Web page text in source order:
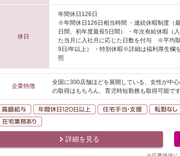
休日
年間休日126日
※年間休日126日相当時間 ・連続休暇制度（
日間、初年度最長5日間） ・年次有給休暇（
た当月に入社月に応じた日数を付与 ※平均
9日/年以上） ・特別休暇※詳細は福利厚生欄
照
企業特徴
全国に300店舗ほどを展開している、女性が中
の取得はもちろん、育児時短勤務も取得可能で
高額給与 年間休日120日以上 住宅手当・
詳細を見る